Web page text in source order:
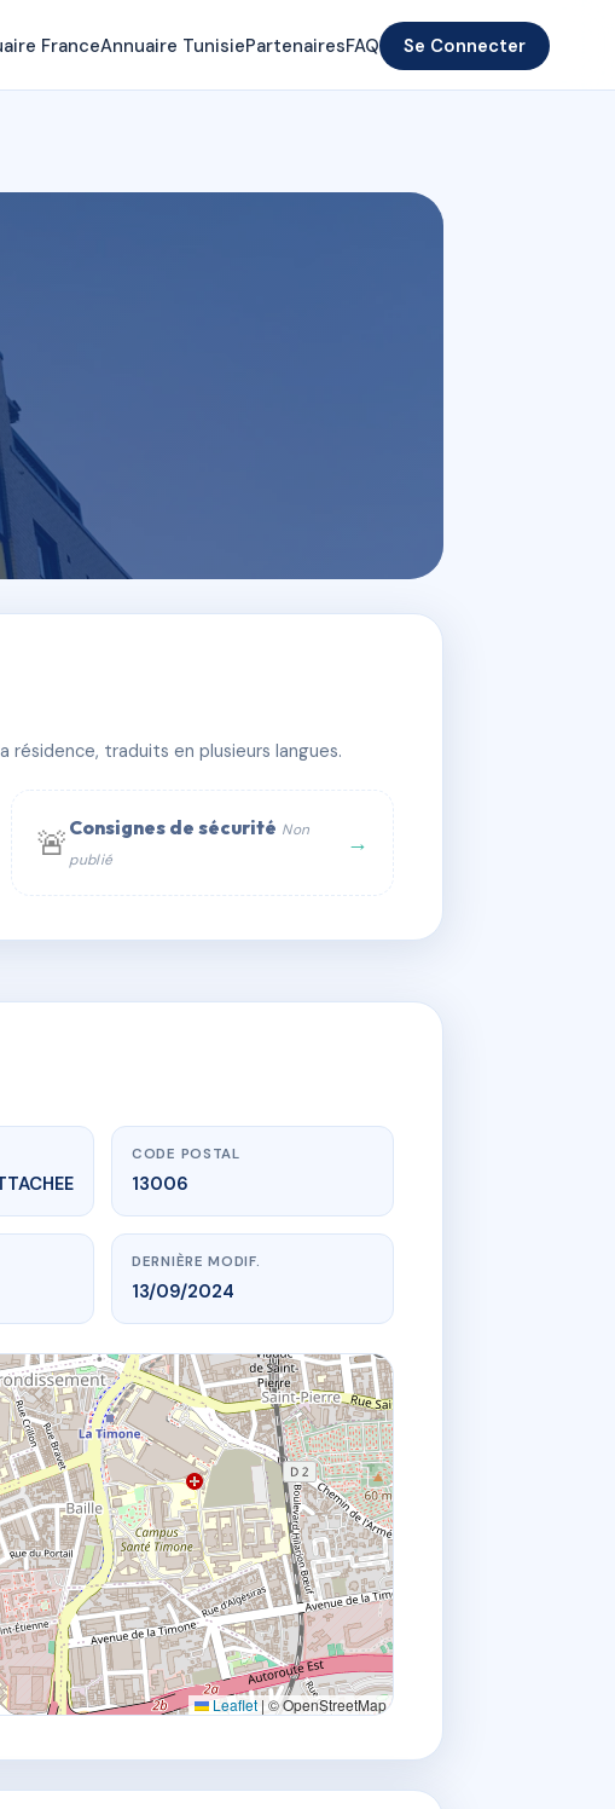
FranceAnnuaire TunisiePartenairesFAQ Se Connecter
traduits en plusieurs langues.
🚨 Consignes de sécurité Non
publié
→
CODE POSTAL
13006
DERNIÈRE MODIF.
13/09/2024
Leaflet | © OpenStreetMap